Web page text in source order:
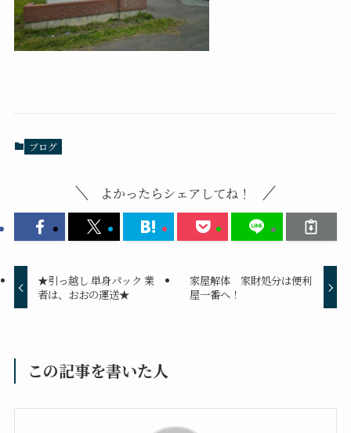
ブログ
よかったらシェアしてね！
★引っ越し 単身パック 業
者は、おおの運送★
家屋解体 家財処分は便利
屋一番へ！
この記事を書いた人